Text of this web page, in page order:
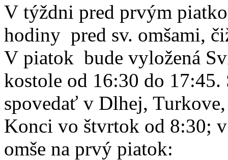
V týždni pred prvým
hodiny pred sv. omšami,
V piatok bude vyložená
kostole od 16:30 do 17:45.
spovedať v Dlhej,
Konci vo štvrtok od 8:30;
omše na prvý piatok: